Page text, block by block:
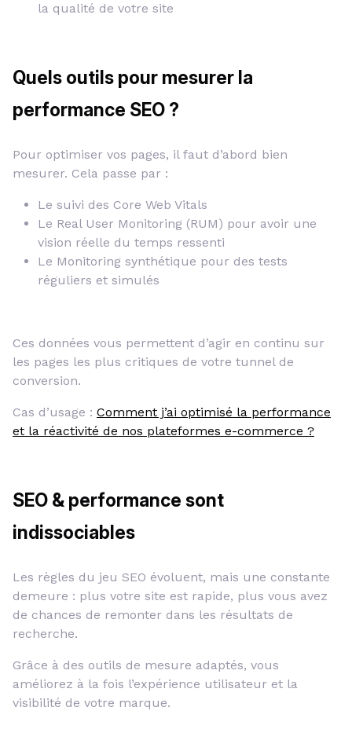
la qualité de votre site
Quels outils pour mesurer la
performance SEO ?
Pour optimiser vos pages, il faut d’abord bien
mesurer. Cela passe par :
Le suivi des Core Web Vitals
Le Real User Monitoring (RUM) pour avoir une
vision réelle du temps ressenti
Le Monitoring synthétique pour des tests
réguliers et simulés
Ces données vous permettent d’agir en continu sur
les pages les plus critiques de votre tunnel de
conversion.
Cas d’usage : Comment j’ai optimisé la performance
et la réactivité de nos plateformes e-commerce ?
SEO & performance sont
indissociables
Les règles du jeu SEO évoluent, mais une constante
demeure : plus votre site est rapide, plus vous avez
de chances de remonter dans les résultats de
recherche.
Grâce à des outils de mesure adaptés, vous
améliorez à la fois l’expérience utilisateur et la
visibilité de votre marque.